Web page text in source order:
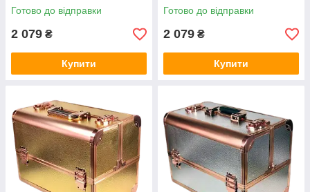
Готово до відправки
2 079 ₴
Купити
Готово до відправки
2 079 ₴
Купити